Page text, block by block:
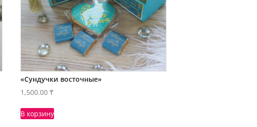
«Сундучки восточные»
1,500.00₸
В корзину